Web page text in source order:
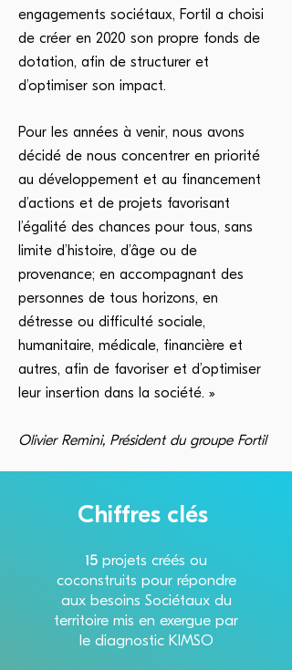
engagements sociétaux, Fortil a choisi
de créer en 2020 son propre fonds de
dotation, afin de structurer et
d’optimiser son impact.
Pour les années à venir, nous avons
décidé de nous concentrer en priorité
au développement et au financement
d’actions et de projets favorisant
l’égalité des chances pour tous, sans
limite d’histoire, d’âge ou de
provenance; en accompagnant des
personnes de tous horizons, en
détresse ou difficulté sociale,
humanitaire, médicale, financière et
autres, afin de favoriser et d’optimiser
leur insertion dans la société. »
Olivier Remini, Président du groupe Fortil
Chiffres clés
15 projets créés ou
coconstruits pour répondre
aux besoins Sociétaux du
territoire mis en exergue par
le diagnostic KIMSO